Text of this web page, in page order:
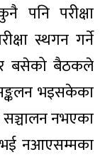
पनि परीक्षा
स्थगन गर्ने
बसेको बैठकले
भइसकेका
सञ्चालन नभएका
भई नआएसम्मका